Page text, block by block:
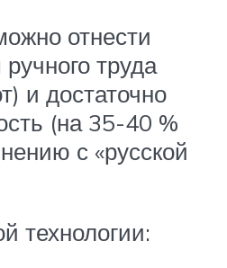
отнести
труда
и достаточно
(на 35-40 %
с «русской
технологии: